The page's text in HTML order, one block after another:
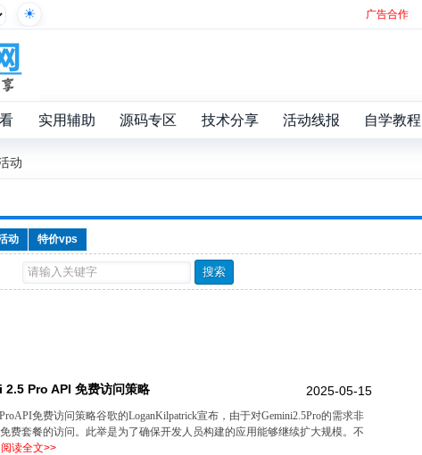
广告合作
实用辅助 源码专区 技术分享 活动线报 自学教程
动
动 特价vps
2025-05-15
2.5 Pro API 免费访问策略
免费访问策略谷歌的LoganKilpatrick宣布，由于对Gemini2.5Pro的需求非
费套餐的访问。此举是为了确保开发人员构建的应用能够继续扩大规模。不
阅读全文>>